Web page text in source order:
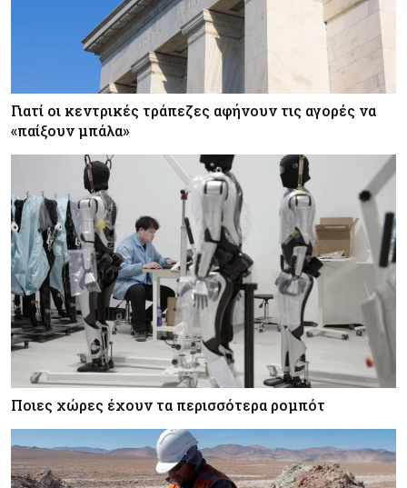
Γιατί οι κεντρικές τράπεζες αφήνουν τις αγορές να
«παίξουν μπάλα»
Ποιες χώρες έχουν τα περισσότερα ρομπότ